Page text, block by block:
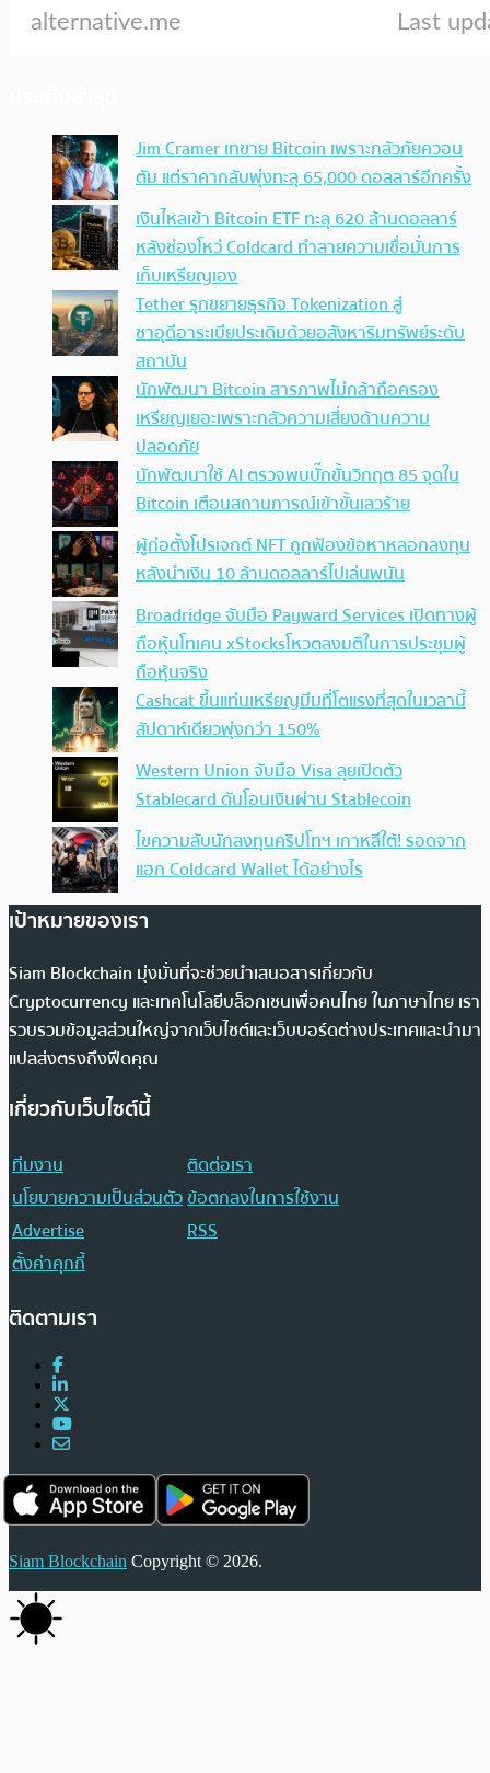
Jim Cramer เทขาย Bitcoin เพราะกลัวภัยควอน
ตัม แต่ราคากลับพุ่งทะลุ 65,000 ดอลลาร์อีกครั้ง
เงินไหลเข้า Bitcoin ETF ทะลุ 620 ล้านดอลลาร์
หลังช่องโหว่ Coldcard ทำลายความเชื่อมั่นการ
เก็บเหรียญเอง
Tether รุกขยายธุรกิจ Tokenization สู่
ซาอุดีอาระเบียประเดิมด้วยอสังหาริมทรัพย์ระดับ
สถาบัน
นักพัฒนา Bitcoin สารภาพไม่กล้าถือครอง
เหรียญเยอะเพราะกลัวความเสี่ยงด้านความ
ปลอดภัย
นักพัฒนาใช้ AI ตรวจพบบั๊กขั้นวิกฤต 85 จุดใน
Bitcoin เตือนสถานการณ์เข้าขั้นเลวร้าย
ผู้ก่อตั้งโปรเจกต์ NFT ถูกฟ้องข้อหาหลอกลงทุน
หลังนำเงิน 10 ล้านดอลลาร์ไปเล่นพนัน
Broadridge จับมือ Payward Services เปิดทางผู้
ถือหุ้นโทเคน xStocksโหวตลงมติในการประชุมผู้
ถือหุ้นจริง
Cashcat ขึ้นแท่นเหรียญมีมที่โตแรงที่สุดในเวลานี้
สัปดาห์เดียวพุ่งกว่า 150%
Western Union จับมือ Visa ลุยเปิดตัว
Stablecard ดันโอนเงินผ่าน Stablecoin
ไขความลับนักลงทุนคริปโทฯ เกาหลีใต้! รอดจาก
แฮก Coldcard Wallet ได้อย่างไร
เป้าหมายของเรา
Siam Blockchain มุ่งมั่นที่จะช่วยนำเสนอสารเกี่ยวกับ
Cryptocurrency และเทคโนโลยีบล็อกเชนเพื่อคนไทย ในภาษาไทย เรา
รวบรวมข้อมูลส่วนใหญ่จากเว็บไซต์และเว็บบอร์ดต่างประเทศและนำมา
แปลส่งตรงถึงฟีดคุณ
เกี่ยวกับเว็บไซต์นี้
ทีมงาน
ติดต่อเรา
นโยบายความเป็นส่วนตัวข้อตกลงในการใช้งาน
Advertise
RSS
ตั้งค่าคุกกี้
ติดตามเรา
Siam Blockchain Copyright © 2026.